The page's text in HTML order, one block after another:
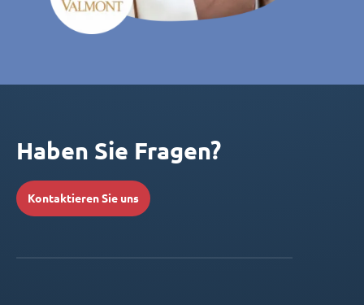
Haben Sie Fragen?
Kontaktieren Sie uns